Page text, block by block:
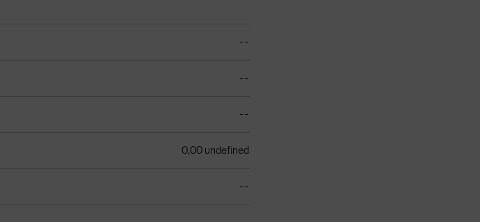
--
--
--
0,00 undefined
--